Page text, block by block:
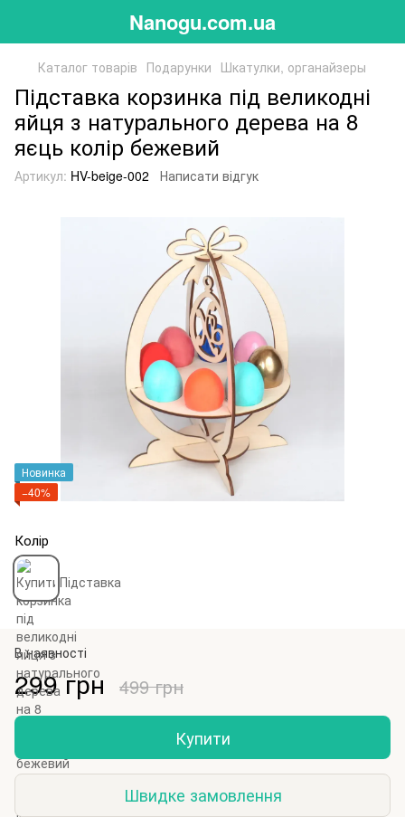
Nanogu.com.ua
Каталог товарів Подарунки Шкатулки, органайзеры
Підставка корзинка під великодні
яйця з натурального дерева на 8
яєць колір бежевий
Артикул: HV-beige-002 Написати відгук
Новинка
−40%
Колір
В наявності
299 грн 499 грн
Купити
Швидке замовлення